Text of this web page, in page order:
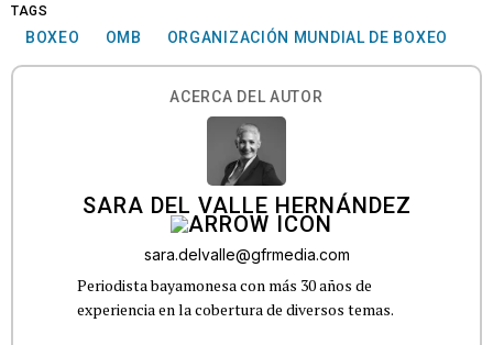
TAGS
BOXEO OMB ORGANIZACIÓN MUNDIAL DE BOXEO
ACERCA DEL AUTOR
SARA DEL VALLE HERNÁNDEZ
sara.delvalle@gfrmedia.com
Periodista bayamonesa con más 30 años de
experiencia en la cobertura de diversos temas.